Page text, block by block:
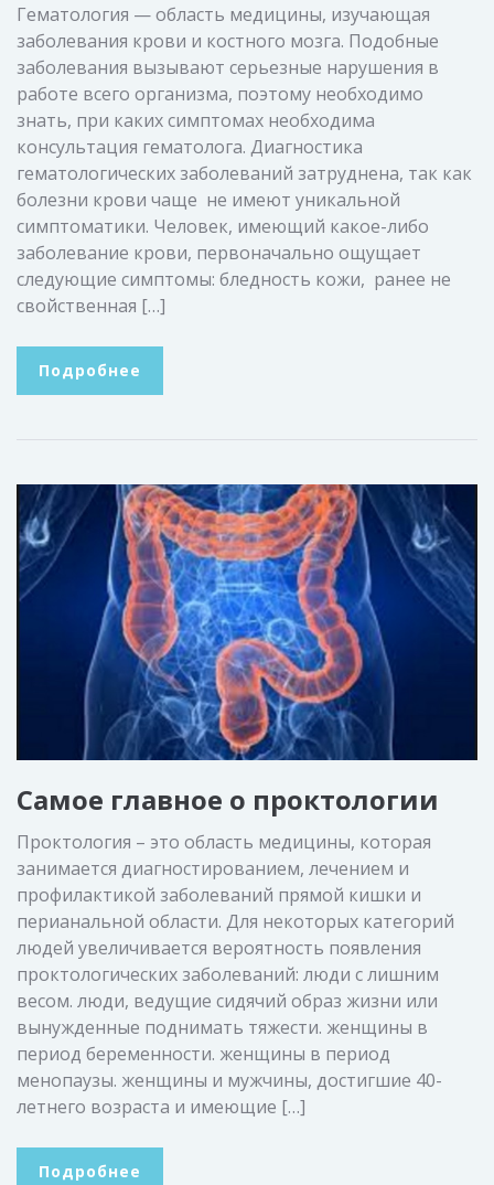
Гематология — область медицины, изучающая
заболевания крови и костного мозга. Подобные
заболевания вызывают серьезные нарушения в
работе всего организма, поэтому необходимо
знать, при каких симптомах необходима
консультация гематолога. Диагностика
гематологических заболеваний затруднена, так как
болезни крови чаще не имеют уникальной
симптоматики. Человек, имеющий какое-либо
заболевание крови, первоначально ощущает
следующие симптомы: бледность кожи, ранее не
свойственная […]
Подробнее
Самое главное о проктологии
Проктология – это область медицины, которая
занимается диагностированием, лечением и
профилактикой заболеваний прямой кишки и
перианальной области. Для некоторых категорий
людей увеличивается вероятность появления
проктологических заболеваний: люди с лишним
весом. люди, ведущие сидячий образ жизни или
вынужденные поднимать тяжести. женщины в
период беременности. женщины в период
менопаузы. женщины и мужчины, достигшие 40-
летнего возраста и имеющие […]
Подробнее